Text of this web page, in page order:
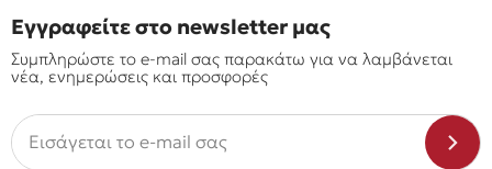
Εγγραφείτε στο newsletter μας
Συμπληρώστε το e-mail σας παρακάτω για να λαμβάνεται
νέα, ενημερώσεις και προσφορές